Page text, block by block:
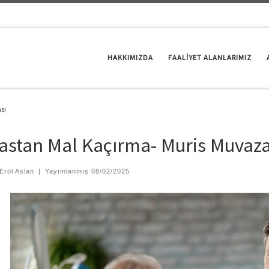
HAKKIMIZDA FAALİYET ALANLARIMIZ
Mal Kaçırma- Muris
Erol Aslan Yayımlanmış 08/02/2025